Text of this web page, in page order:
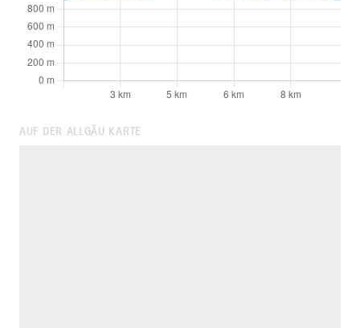
AUF DER ALLGÄU KARTE